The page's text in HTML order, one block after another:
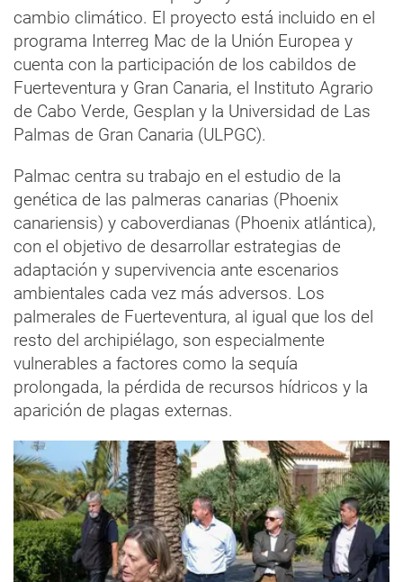
cambio climático. El proyecto está incluido en el
programa Interreg Mac de la Unión Europea y
cuenta con la participación de los cabildos de
Fuerteventura y Gran Canaria, el Instituto Agrario
de Cabo Verde, Gesplan y la Universidad de Las
Palmas de Gran Canaria (ULPGC).
Palmac centra su trabajo en el estudio de la
genética de las palmeras canarias (Phoenix
canariensis) y caboverdianas (Phoenix atlántica),
con el objetivo de desarrollar estrategias de
adaptación y supervivencia ante escenarios
ambientales cada vez más adversos. Los
palmerales de Fuerteventura, al igual que los del
resto del archipiélago, son especialmente
vulnerables a factores como la sequía
prolongada, la pérdida de recursos hídricos y la
aparición de plagas externas.